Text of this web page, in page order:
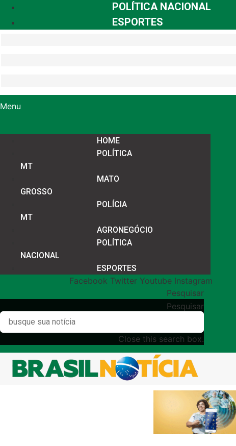
POLÍTICA NACIONAL
ESPORTES
Menu
HOME
POLÍTICA
MT
MATO
GROSSO
POLÍCIA
MT
AGRONEGÓCIO
POLÍTICA
NACIONAL
ESPORTES
Facebook Twitter Youtube Instagram
Pesquisar
Pesquisar
Close this search box.